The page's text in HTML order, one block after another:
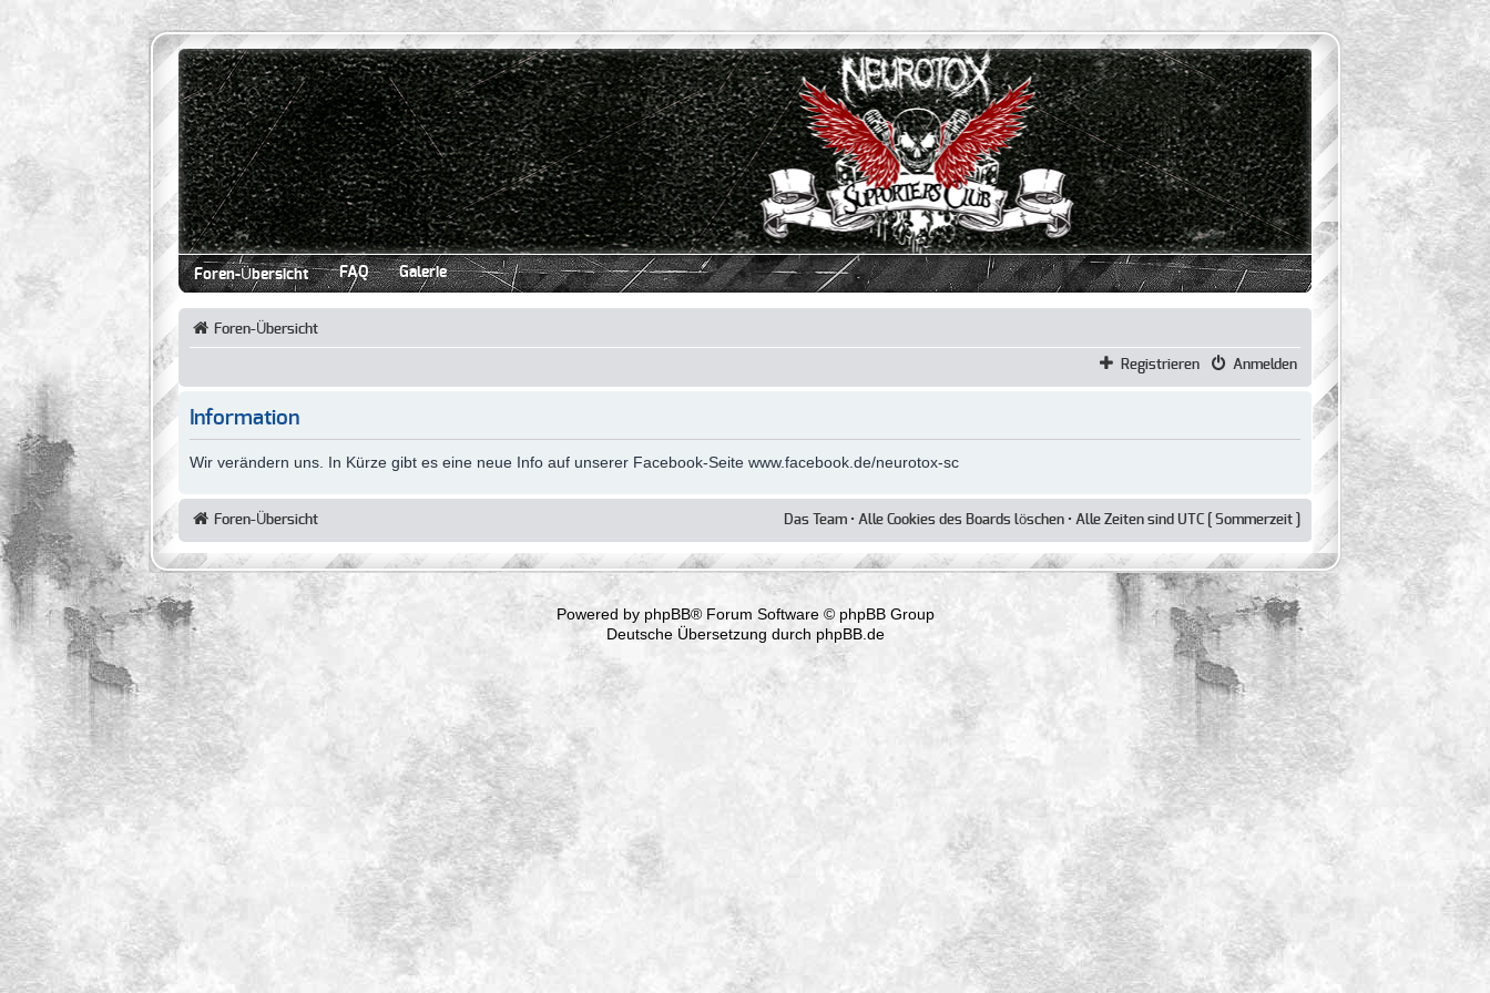
Foren-Übersicht FAQ Galerie
Foren-Übersicht
Registrieren Anmelden
Information
Wir verändern uns. In Kürze gibt es eine neue Info auf unserer Facebook-Seite www.facebook.de/neurotox-sc
Foren-Übersicht Das Team• Alle Cookies des Boards löschen• Alle Zeiten sind UTC [ Sommerzeit ]
Powered by phpBB® Forum Software © phpBB Group
Deutsche Übersetzung durch phpBB.de